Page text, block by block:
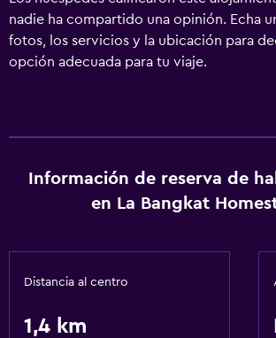
nadie ha compartido una opinión. Echa
fotos, los servicios y la ubicación para
opción adecuada para tu viaje.
Información de reserva de
en La Bangkat
Distancia al centro
1,4 km